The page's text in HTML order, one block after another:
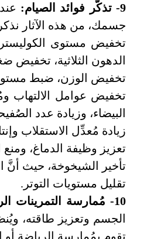
9- تذكُّر فوائد الصيام:
جسمك، من هذه الآثار
تخفيض مستوى
الدهون الثلاثية،
تخفيض الوزن، ضبط
تخفيض عوامل الالتهاب
البيضاء، وزيادة عدد
زيادة مُعدِّل الاستقلاب
تعزيز وظيفة الدماغ،
تأخير الشيخوخة، حيث أنَّ
تقليل مستويات التوتر.
10- مُمارسة التمرينات الرياضية:
الجسم وتعزيز طاقته،
تقوم بمُمارسة الرياضة